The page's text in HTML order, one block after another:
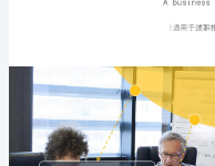
资
投